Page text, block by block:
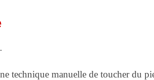
technique manuelle de toucher du